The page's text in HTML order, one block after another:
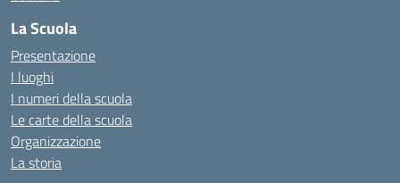
La Scuola
Presentazione
I luoghi
I numeri della scuola
Le carte della scuola
Organizzazione
La storia